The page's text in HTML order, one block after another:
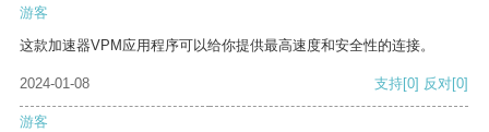
游客
这款加速器VPM应用程序可以给你提供最高速度和安全性的连接。
2024-01-08 支持[0] 反对[0]
游客